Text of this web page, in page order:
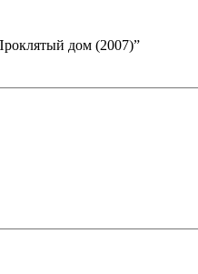
дом (2007)”